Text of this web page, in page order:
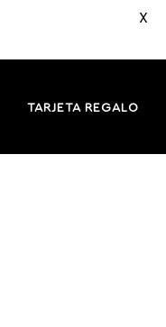
TARJETA REGALO
X